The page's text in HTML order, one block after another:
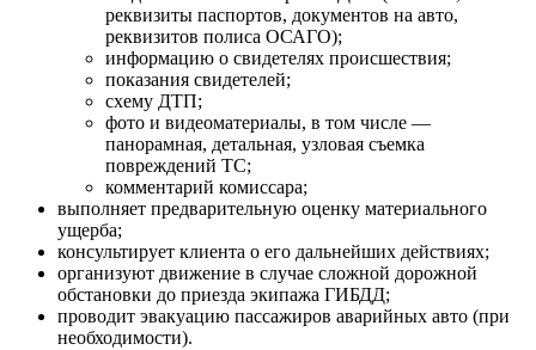
реквизиты паспортов, документов на авто,
реквизитов полиса ОСАГО);
информацию о свидетелях происшествия;
показания свидетелей;
схему ДТП;
фото и видеоматериалы, в том числе —
панорамная, детальная, узловая съемка
повреждений ТС;
комментарий комиссара;
выполняет предварительную оценку материального
ущерба;
консультирует клиента о его дальнейших действиях;
организуют движение в случае сложной дорожной
обстановки до приезда экипажа ГИБДД;
проводит эвакуацию пассажиров аварийных авто (при
необходимости).